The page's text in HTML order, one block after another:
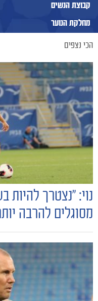
קבוצת הנשים
מחלקת הנוער
הכי נצפים
נוי: "נצטרך להיות
מסוגלים להרבה